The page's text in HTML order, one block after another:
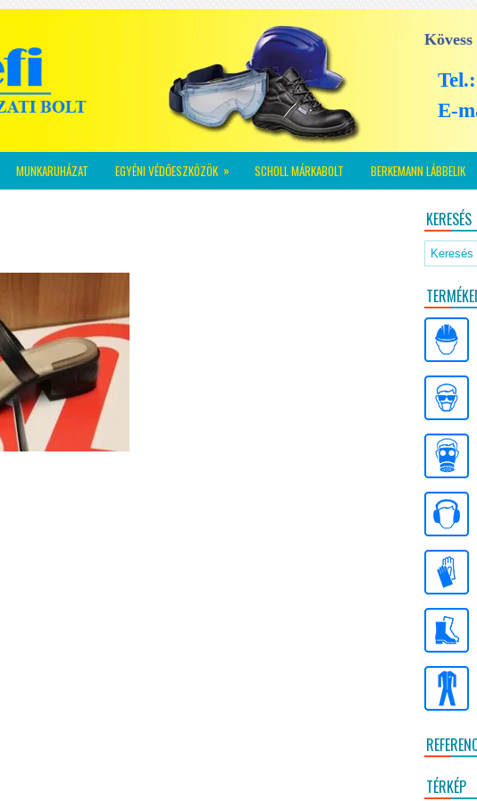
E-
MUNKARUHÁZAT EGYÉNI VÉDŐESZKÖZÖK » SCHOLL MÁRKABOLT BERKEMANN LÁBBELIK
KERESÉS
TÉRKÉP